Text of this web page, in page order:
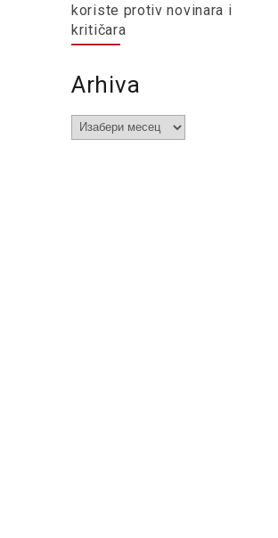
koriste protiv novinara i
kritičara
Arhiva
Arhiva